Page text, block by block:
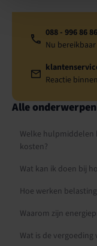
Alle onderwerpen
Welke
kosten?
Wat kan ik doen bij
Hoe werken
Waarom zijn
Wat is de
088 - 996 86 86
Nu
Reactie